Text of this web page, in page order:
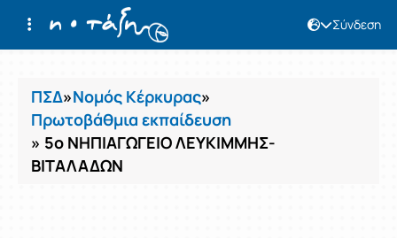
Σύνδεση
Μαθήματα
ΠΣΔ»Νομός Κέρκυρας»
Πρωτοβάθμια εκπαίδευση
» 5ο ΝΗΠΙΑΓΩΓΕΙΟ ΛΕΥΚΙΜΜΗΣ-
ΒΙΤΑΛΑΔΩΝ